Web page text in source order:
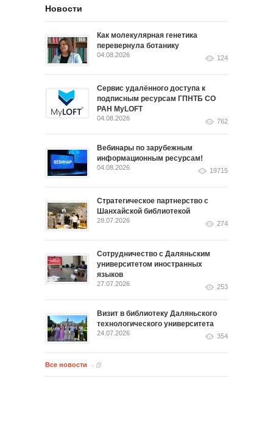
Новости
Как молекулярная генетика
перевернула ботанику
04.08.2026 124
Сервис удалённого доступа к
подписным ресурсам ГПНТБ СО
РАН MyLOFT
04.08.2026 762
Вебинары по зарубежным
информационным ресурсам!
04.08.2026 19715
Стратегическое партнерство с
Шанхайской библиотекой
28.07.2026 274
Сотрудничество с Даляньским
университетом иностранных
языков
27.07.2026 253
Визит в библиотеку Даляньского
технологического университета
24.07.2026 354
Все новости